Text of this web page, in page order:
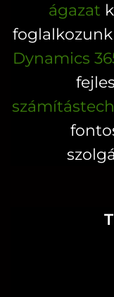
ágazat
Dynamics